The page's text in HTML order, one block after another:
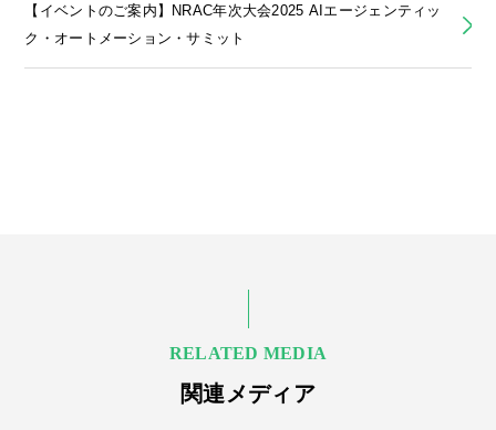
【イベントのご案内】NRAC年次大会2025 AIエージェンティッ
ク・オートメーション・サミット
RELATED MEDIA
関連メディア